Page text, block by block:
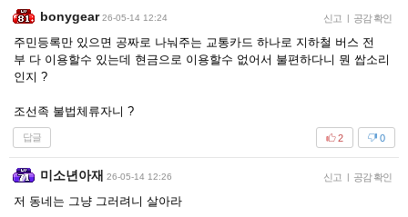
bonygear 26-05-14 12:24 신고 | 공감 확인
주민등록만 있으면 공짜로 나눠주는 교통카드 하나로 지하철 버스 전
부 다 이용할수 있는데 현금으로 이용할수 없어서 불편하다니 뭔 쌉소리
인지 ?
조선족 불법체류자니 ?
답글 0
2
미소년아재 26-05-14 12:26 신고 | 공감 확인
저 동네는 그냥 그러려니 살아라